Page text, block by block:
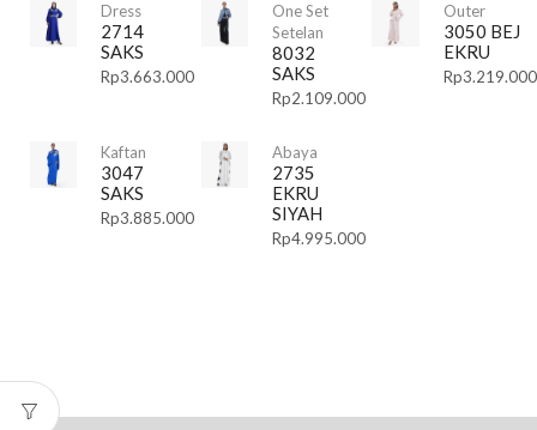
Dress
2714
SAKS
Rp3.663.000
One Set
Setelan
8032
SAKS
Rp2.109.000
Outer
3050 BEJ
EKRU
Rp3.219.000
Kaftan
3047
SAKS
Rp3.885.000
Abaya
2735
EKRU
SIYAH
Rp4.995.000